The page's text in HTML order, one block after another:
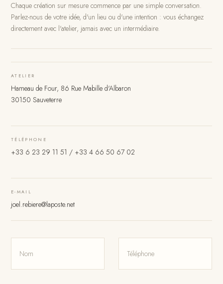
Chaque création sur mesure commence par une simple conversation.
Parlez-nous de votre idée, d'un lieu ou d'une intention : vous échangez
directement avec l'atelier, jamais avec un intermédiaire.
ATELIER
Hameau de Four, 86 Rue Mabille d'Albaron
30150 Sauveterre
TÉLÉPHONE
+33 6 23 29 11 51 / +33 4 66 50 67 02
E-MAIL
joel.rebiere@laposte.net